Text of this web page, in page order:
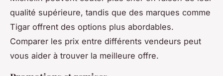
qualité supérieure, tandis que des marques comme
Tigar offrent des options plus abordables.
Comparer les prix entre différents vendeurs peut
vous aider à trouver la meilleure offre.